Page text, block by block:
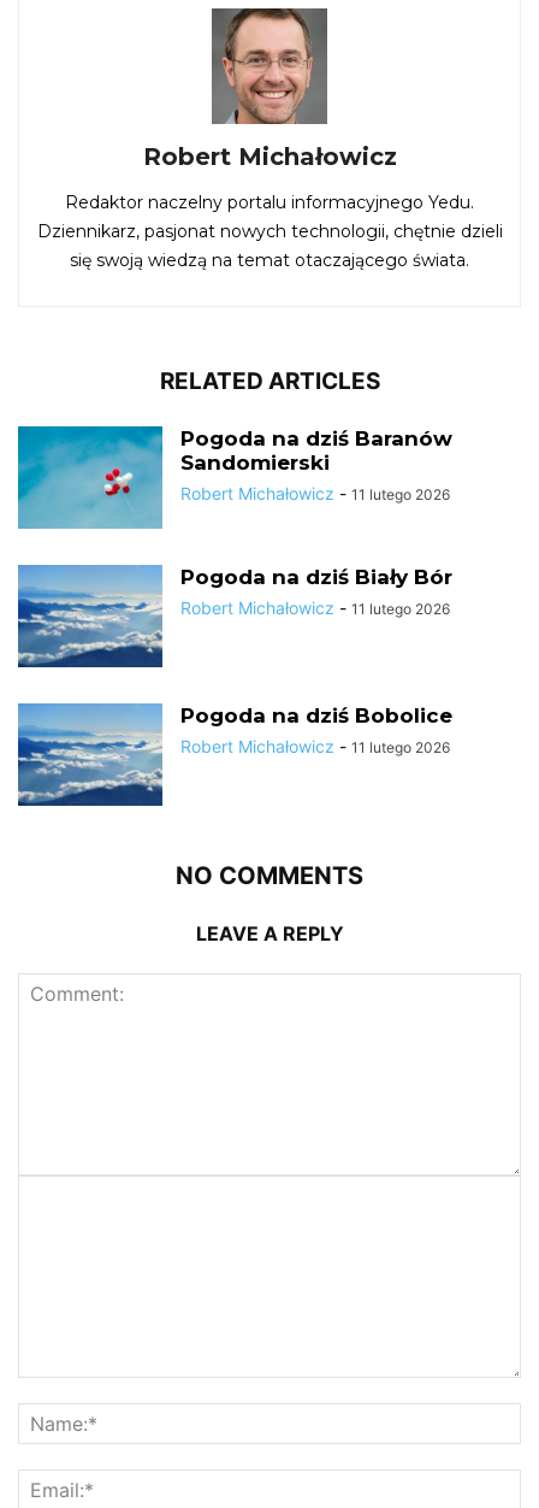
Robert Michałowicz
Redaktor naczelny portalu informacyjnego Yedu.
Dziennikarz, pasjonat nowych technologii, chętnie dzieli
się swoją wiedzą na temat otaczającego świata.
RELATED ARTICLES
Pogoda na dziś Baranów
Sandomierski
Robert Michałowicz - 11 lutego 2026
Pogoda na dziś Biały Bór
Robert Michałowicz - 11 lutego 2026
Pogoda na dziś Bobolice
Robert Michałowicz - 11 lutego 2026
NO COMMENTS
LEAVE A REPLY